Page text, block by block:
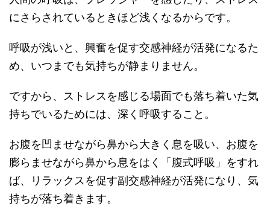
にさらされているときほど浅くなるからです。
呼吸が浅いと、興奮を促す交感神経が活発になるた
め、いつまでも気持ちが静まりません。
ですから、ストレスを感じる場面でも落ち着いた気
持ちでいるためには、深く呼吸すること。
お腹を凹ませながら鼻から大きく息を吸い、お腹を
膨らませながら鼻から息をはく「腹式呼吸」をすれ
ば、リラックスを促す副交感神経が活発になり、気
持ちが落ち着きます。